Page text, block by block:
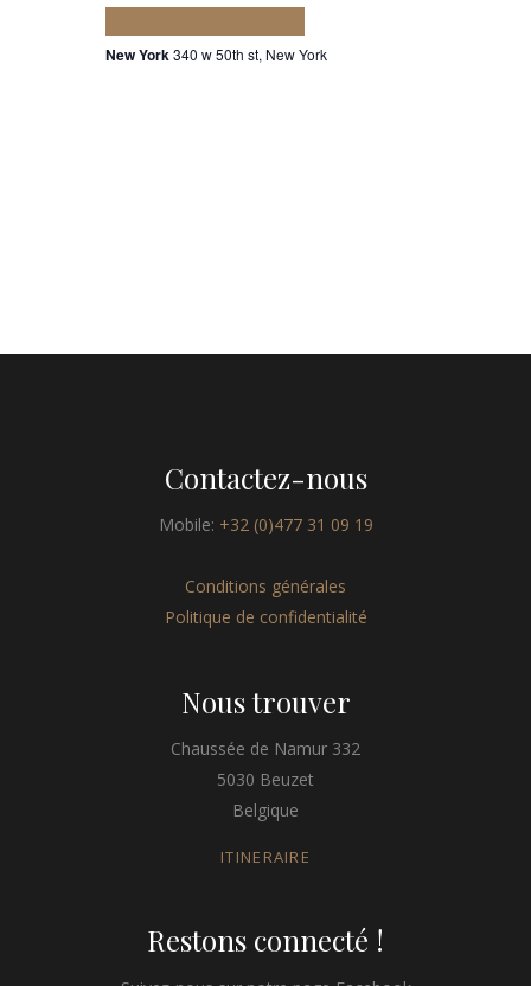
New York340 w 50th st, New York
Contactez-nous
Mobile: +32 (0)477 31 09 19
Conditions générales
Politique de confidentialité
Nous trouver
Chaussée de Namur 332
5030 Beuzet
Belgique
ITINERAIRE
Restons connecté !